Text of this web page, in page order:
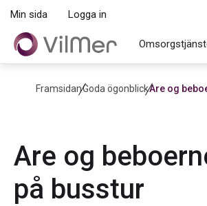
Min sida Logga in
FramsidanGoda ögonblickAre og
Are og
på busstur